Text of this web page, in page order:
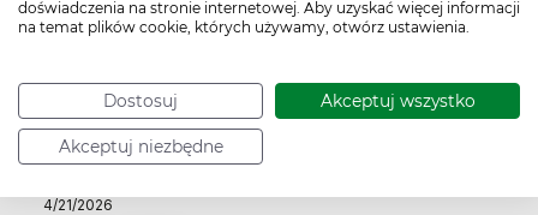
doświadczenia na stronie internetowej. Aby uzyskać więcej informacji
na temat plików cookie, których używamy, otwórz ustawienia.
Dostosuj Akceptuj wszystko
Akceptuj niezbędne
Joanna zweryfikowano
5
4/21/2026